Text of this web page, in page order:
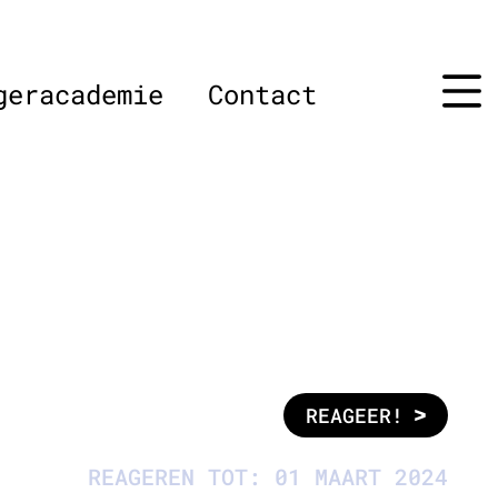
Contact
REAGEER!
REAGEREN TOT: 01 MAART 2024